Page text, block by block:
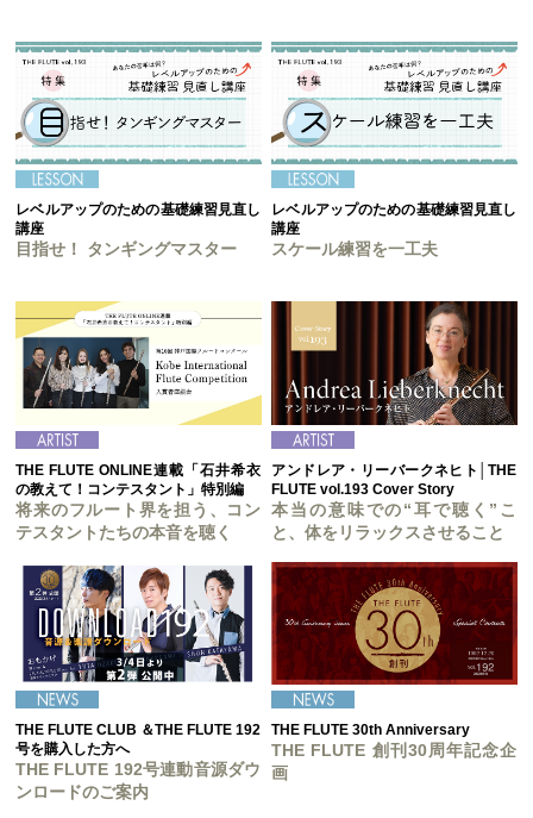
レベルアップのための基礎練習見直し
講座
目指せ！ タンギングマスター
レベルアップのための基礎練習見直し
講座
スケール練習を一工夫
THE FLUTE ONLINE連載「石井希衣
の教えて！コンテスタント」特別編
将来のフルート界を担う、コン
テスタントたちの本音を聴く
アンドレア・リーバークネヒト│THE
FLUTE vol.193 Cover Story
本当の意味での“耳で聴く”こ
と、体をリラックスさせること
THE FLUTE CLUB ＆THE FLUTE 192
号を購入した方へ
THE FLUTE 192号連動音源ダウ
ンロードのご案内
THE FLUTE 30th Anniversary
THE FLUTE 創刊30周年記念企
画